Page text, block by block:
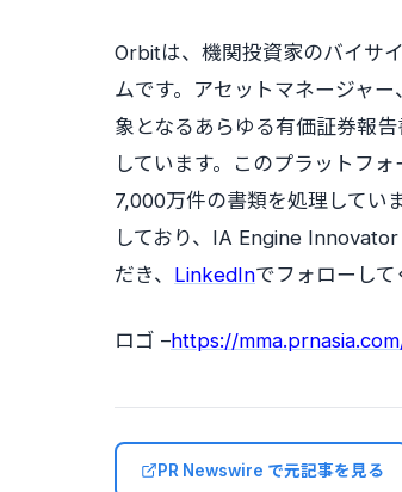
Orbitは、機関投資家のバイサ
ムです。アセットマネージャ
象となるあらゆる有価証券報
しています。このプラットフ
7,000万件の書類を処理してい
しており、IA Engine
だき、 LinkedInでフォローして
ロゴ –https://
PR Newswire で元記事を見る